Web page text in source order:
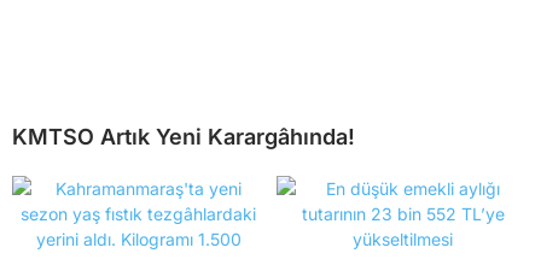
KMTSO Artık Yeni Karargâhında!